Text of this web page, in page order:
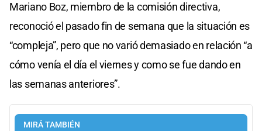
Mariano Boz, miembro de la comisión directiva,
reconoció el pasado fin de semana que la situación es
“compleja”, pero que no varió demasiado en relación “a
cómo venía el día el viernes y como se fue dando en
las semanas anteriores”.
MIRÁ TAMBIÉN